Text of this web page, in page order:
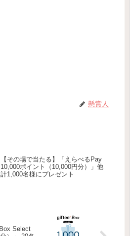
懸賞人
【その場で当たる】「えらべるPay
10,000ポイント（10,000円分）」他
計1,000名様にプレゼント
Select